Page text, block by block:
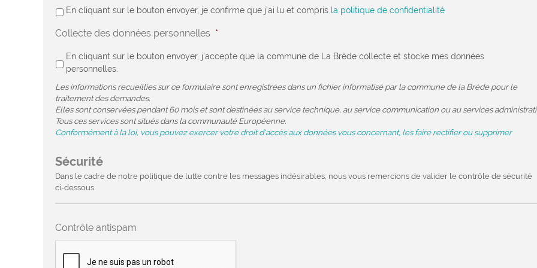
En cliquant sur le bouton envoyer, je confirme que j'ai lu et compris la politique de confidentialité
Collecte des données personnelles *
En cliquant sur le bouton envoyer, j'accepte que la commune de La Brède collecte et stocke mes données
personnelles.
Les informations recueillies sur ce formulaire sont enregistrées dans un fichier informatisé par la commune de la Brède pour le
traitement des demandes.
Elles sont conservées pendant 60 mois et sont destinées au service technique, au service communication ou au services
Tous ces services sont situés dans la communauté Européenne.
Conformément à la loi, vous pouvez exercer votre droit d'accès aux données vous concernant, les faire rectifier ou supprimer
Sécurité
Dans le cadre de notre politique de lutte contre les messages indésirables, nous vous remercions de valider le contrôle de sécurité
ci-dessous.
Contrôle antispam